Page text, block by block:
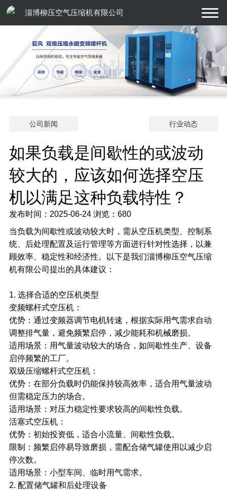
淄博柳压空气压缩机有限公司
公司新闻 行业动态
如果负载是间歇性的或波动
较大的，应该如何选择空压
机以满足这种负载特性？
发布时间：2025-06-24 浏览：680
当负载为间歇性或波动较大时，需从空压机类型、控制系
统、后处理配置及运行管理等方面进行针对性选择，以兼
顾效率、稳定性和经济性。以下是我们淄博柳压空气压缩
机有限公司提出的具体建议：
1. 选择合适的空压机类型
变频螺杆式空压机：
优势：通过变频器调节电机转速，根据实际用气需求自动
调整排气量，避免频繁启停，减少能耗和机械磨损。
适用场景：用气量波动较大的场合，如间歇性生产、设备
启停频繁的工厂。
双级压缩螺杆式空压机：
优势：在部分负载时仍能保持较高效率，适合用气量波动
但需稳定压力的场合。
适用场景：对压力稳定性要求较高的间歇性负载。
活塞式空压机：
优势：初始投资低，适合小流量、间歇性负载。
限制：频繁启停易导致磨损，需配合储气罐使用以减少启
停次数。
适用场景：小型车间、临时用气需求。
2. 配置储气罐和后处理设备